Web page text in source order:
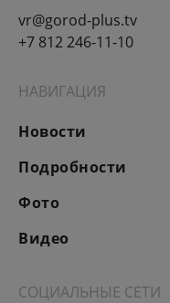
vr@gorod-plus.tv
+7 812 246-11-10
НАВИГАЦИЯ
Новости
Подробности
Фото
Видео
СОЦИАЛЬНЫЕ СЕТИ